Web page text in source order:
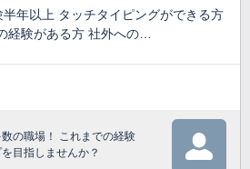
半年以上 タッチタイピングができる方
経験がある方 社外への…
の職場！ これまでの経験
目指しませんか？